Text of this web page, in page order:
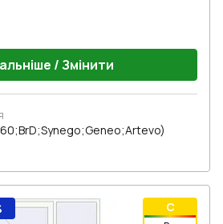
/ Змінити
C